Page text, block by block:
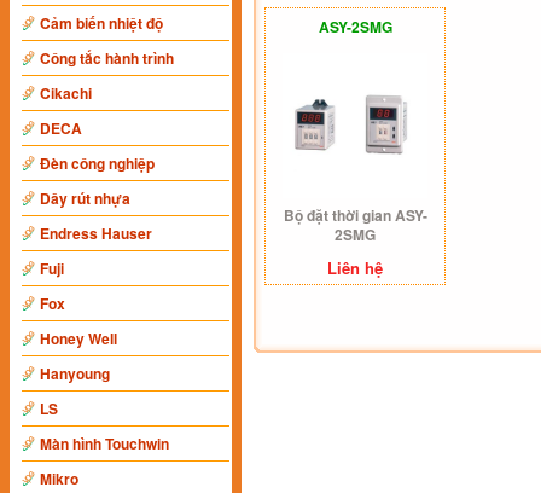
Cảm biến nhiệt độ
Công tắc hành trình
Cikachi
DECA
Đèn công nghiệp
Dây rút nhựa
Endress Hauser
Fuji
Fox
Honey Well
Hanyoung
LS
Màn hình Touchwin
Mikro
ASY-2SMG
Bộ đặt thời gian ASY-
2SMG
Liên hệ